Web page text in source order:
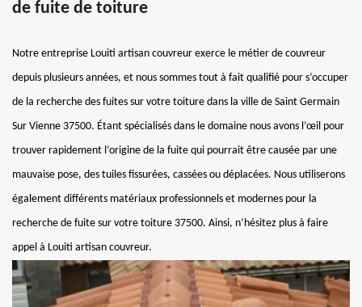
de fuite de toiture
Notre entreprise Louiti artisan couvreur exerce le métier de couvreur
depuis plusieurs années, et nous sommes tout à fait qualifié pour s’occuper
de la recherche des fuites sur votre toiture dans la ville de Saint Germain
Sur Vienne 37500. Étant spécialisés dans le domaine nous avons l’œil pour
trouver rapidement l’origine de la fuite qui pourrait être causée par une
mauvaise pose, des tuiles fissurées, cassées ou déplacées. Nous utiliserons
également différents matériaux professionnels et modernes pour la
recherche de fuite sur votre toiture 37500. Ainsi, n’hésitez plus à faire
appel à Louiti artisan couvreur.